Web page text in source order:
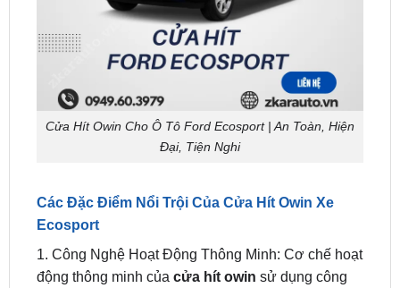
Cửa Hít Owin Cho Ô Tô Ford Ecosport | An Toàn, Hiện
Đại, Tiện Nghi
Các Đặc Điểm Nổi Trội Của Cửa Hít Owin Xe
1. Công Nghệ Hoạt Động Thông Minh: Cơ chế hoạt
động thông minh của
nghệ động cơ mabuchi tiên tiến, mang lại độ ổn
định và chính xác trong mọi tình huống. Sự linh